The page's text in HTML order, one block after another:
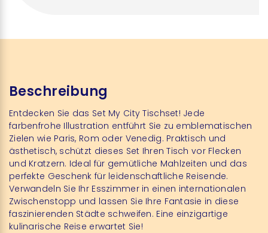
Beschreibung
Entdecken Sie das Set My City Tischset! Jede
farbenfrohe Illustration entführt Sie zu emblematischen
Zielen wie Paris, Rom oder Venedig. Praktisch und
ästhetisch, schützt dieses Set Ihren Tisch vor Flecken
und Kratzern. Ideal für gemütliche Mahlzeiten und das
perfekte Geschenk für leidenschaftliche Reisende.
Verwandeln Sie Ihr Esszimmer in einen internationalen
Zwischenstopp und lassen Sie Ihre Fantasie in diese
faszinierenden Städte schweifen. Eine einzigartige
kulinarische Reise erwartet Sie!